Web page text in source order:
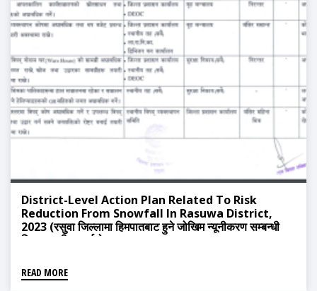
District-Level Action Plan Related To Risk
Reduction From Snowfall In Rasuwa District,
2023 (रसुवा जिल्लामा हिमपातबाट हुने जोखिम न्यूनीकरण सम्बन्धी
जिल्लास्तरीय कार्ययोजना, २०८०)
READ MORE